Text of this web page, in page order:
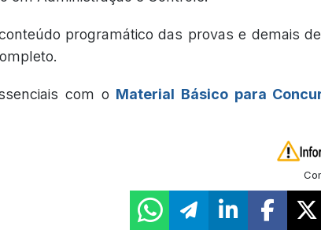
programático das provas e demais
com o Material Básico para